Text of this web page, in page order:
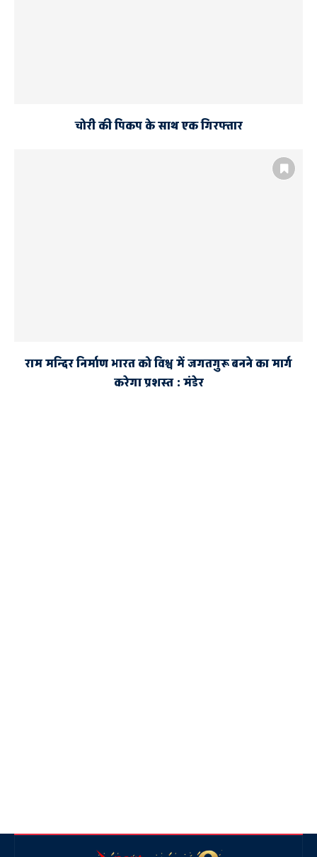
चोरी की पिकप के साथ एक गिरफ्तार
राम मन्दिर निर्माण भारत को विश्व में जगतगुरू बनने का मार्ग
करेगा प्रशस्त : मंडेर